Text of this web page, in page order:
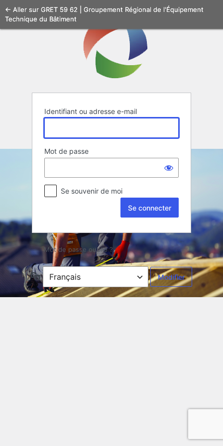
Se
connecter
Identifiant ou adresse e-mail
Mot de passe
Se souvenir de moi
Mot de passe oublié ?
← Aller sur GRET 59 62 | Groupement Régional de l'Équipement
Technique du Bâtiment
Langue